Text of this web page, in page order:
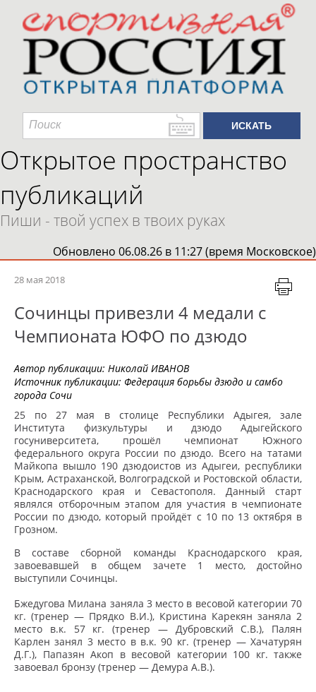
Открытое пространство
публикаций
Пиши - твой успех в твоих руках
Обновлено 06.08.26 в 11:27 (время Московское)
28 мая 2018
Сочинцы привезли 4 медали с
Чемпионата ЮФО по дзюдо
Автор публикации: Николай ИВАНОВ
Источник публикации: Федерация борьбы дзюдо и самбо
города Сочи
25 по 27 мая в столице Республики Адыгея, зале
Института физкультуры и дзюдо Адыгейского
госуниверситета, прошёл чемпионат Южного
федерального округа России по дзюдо. Всего на татами
Майкопа вышло 190 дзюдоистов из Адыгеи, республики
Крым, Астраханской, Волгоградской и Ростовской области,
Краснодарского края и Севастополя. Данный старт
являлся отборочным этапом для участия в чемпионате
России по дзюдо, который пройдёт с 10 по 13 октября в
Грозном.
В составе сборной команды Краснодарского края,
завоевавшей в общем зачете 1 место, достойно
выступили Сочинцы.
Бжедугова Милана заняла 3 место в весовой категории 70
кг. (тренер — Прядко В.И.), Кристина Карекян заняла 2
место в.к. 57 кг. (тренер — Дубровский С.В.), Палян
Карлен занял 3 место в в.к. 90 кг. (тренер — Хачатурян
Д.Г.), Папазян Акоп в весовой категории 100 кг. также
завоевал бронзу (тренер — Демура А.В.).